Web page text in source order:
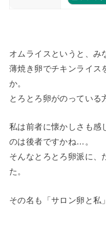
オムライスというと、み
薄焼き卵でチキンライス
か。
とろとろ卵がのっている
私は前者に懐かしさも感
のは後者ですかね…。
そんなとろとろ卵派に、
た。
その名も「サロン卵と私